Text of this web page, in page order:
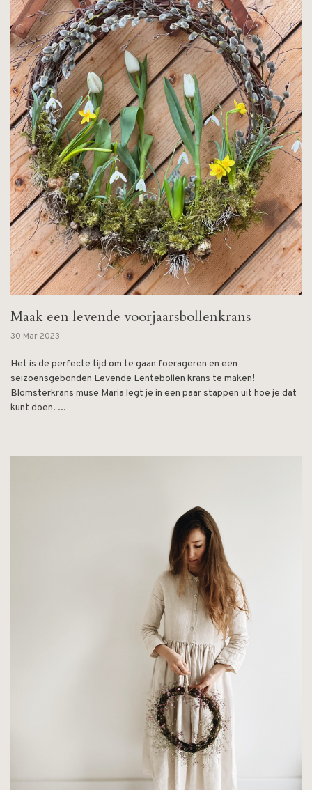
Maak een levende voorjaarsbollenkrans
30 Mar 2023
Het is de perfecte tijd om te gaan foerageren en een
seizoensgebonden Levende Lentebollen krans te maken!
Blomsterkrans muse Maria legt je in een paar stappen uit hoe je dat
kunt doen. ...